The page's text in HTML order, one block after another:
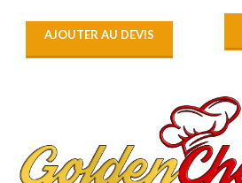
AJOUTER AU DEVIS